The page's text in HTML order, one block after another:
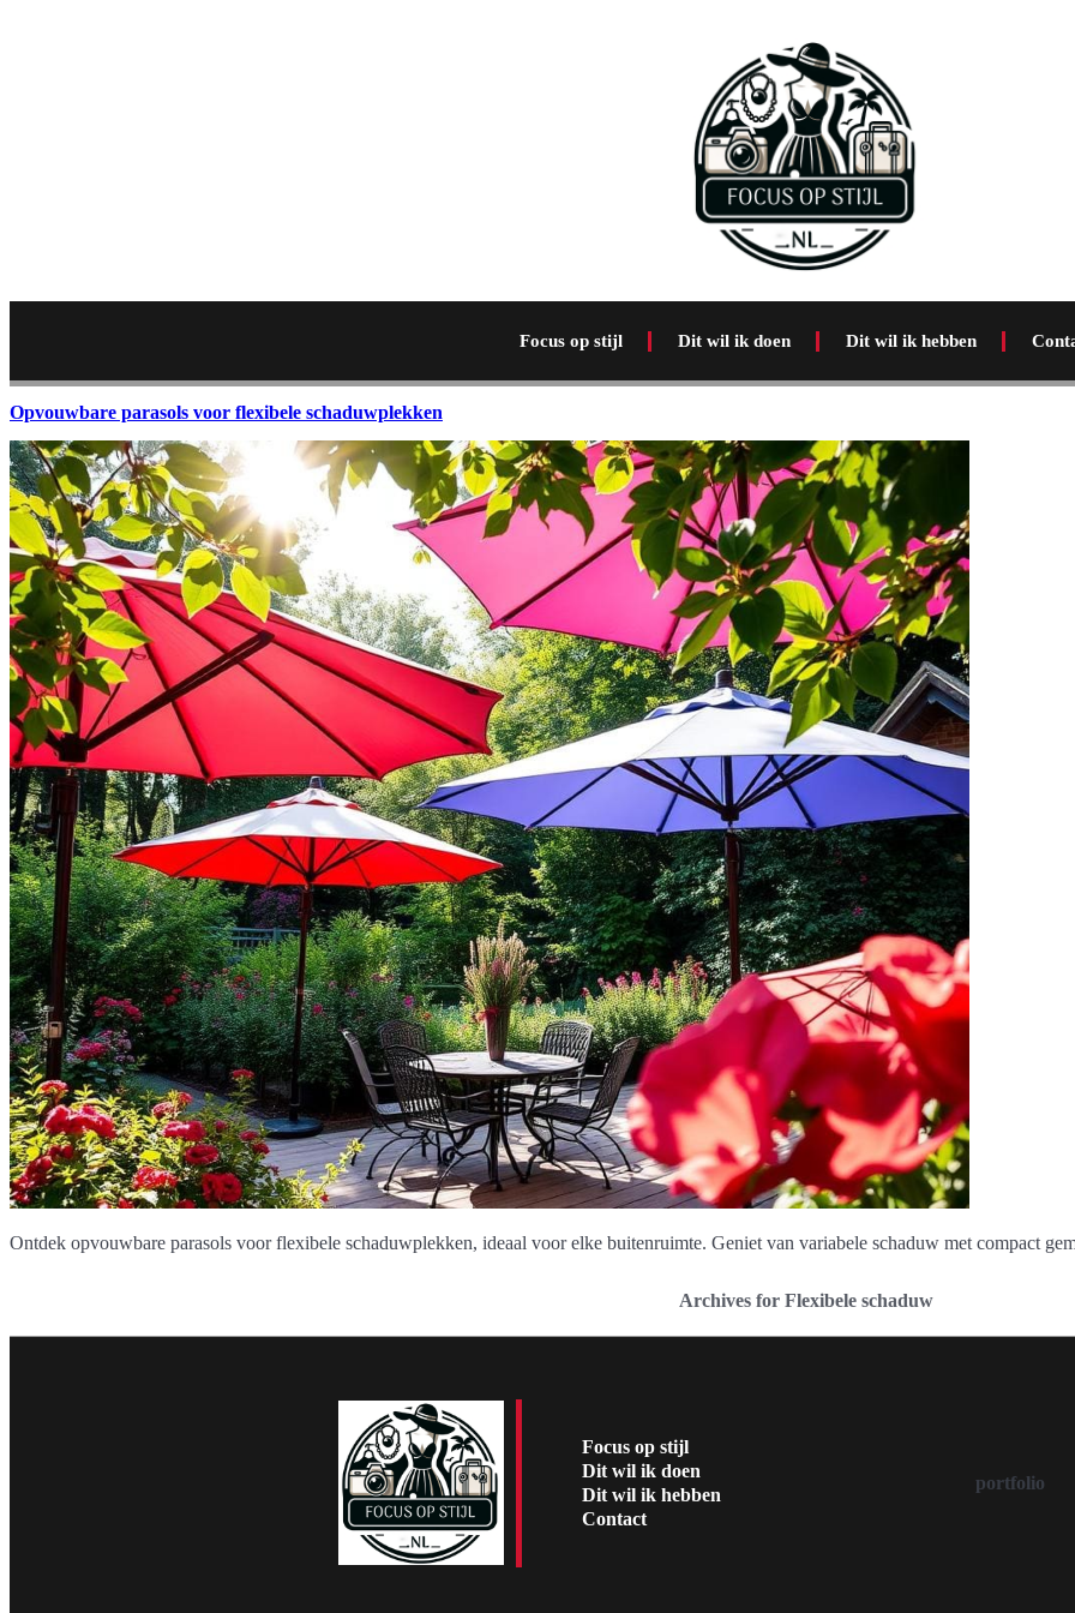
Focus op stijl Dit wil ik doen Dit wil ik hebben
Opvouwbare parasols voor flexibele schaduwplekken
Ontdek opvouwbare parasols voor flexibele schaduwplekken, ideaal voor elke buitenruimte. Geniet van variabele schaduw met compact
Archives for Flexibele schaduw
Focus op stijl
Dit wil ik doen
Dit wil ik hebben
Contact
portfolio